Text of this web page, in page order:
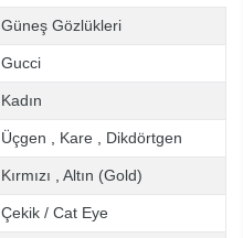
Güneş Gözlükleri
Gucci
Kadın
Üçgen Kare Dikdörtgen
Kırmızı Altın (Gold)
Çekik / Cat Eye